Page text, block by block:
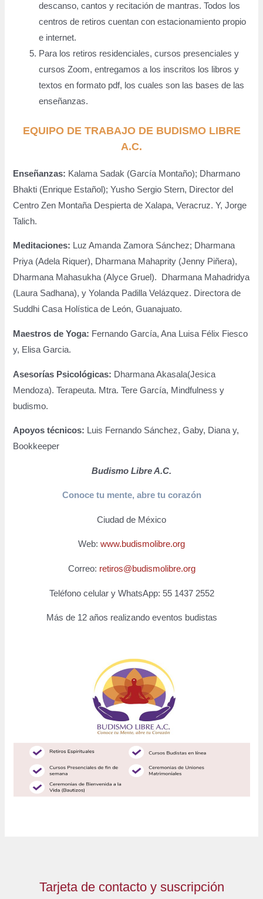
descanso, cantos y recitación de mantras. Todos los
centros de retiros cuentan con estacionamiento propio
e internet.
Para los retiros residenciales, cursos presenciales y
cursos Zoom, entregamos a los inscritos los libros y
textos en formato pdf, los cuales son las bases de las
enseñanzas.
EQUIPO DE TRABAJO DE BUDISMO LIBRE
A.C.
Enseñanzas: Kalama Sadak (García Montaño); Dharmano
Bhakti (Enrique Estañol); Yusho Sergio Stern, Director del
Centro Zen Montaña Despierta de Xalapa, Veracruz. Y, Jorge
Talich.
Meditaciones: Luz Amanda Zamora Sánchez; Dharmana
Priya (Adela Riquer), Dharmana Mahaprity (Jenny Piñera),
Dharmana Mahasukha (Alyce Gruel). Dharmana Mahadridya
(Laura Sadhana), y Yolanda Padilla Velázquez. Directora de
Suddhi Casa Holística de León, Guanajuato.
Maestros de Yoga: Fernando García, Ana Luisa Félix Fiesco
y, Elisa Garcia.
Asesorías Psicológicas: Dharmana Akasala(Jesica
Mendoza). Terapeuta. Mtra. Tere García, Mindfulness y
budismo.
Apoyos técnicos: Luis Fernando Sánchez, Gaby, Diana y,
Bookkeeper
Budismo Libre A.C.
Conoce tu mente, abre tu corazón
Ciudad de México
Web: www.budismolibre.org
Correo: retiros@budismolibre.org
Teléfono celular y WhatsApp: 55 1437 2552
Más de 12 años realizando eventos budistas
Tarjeta de contacto y suscripción